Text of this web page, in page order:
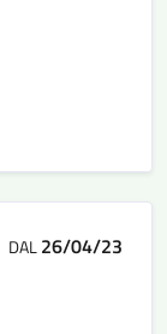
DAL26/04/23